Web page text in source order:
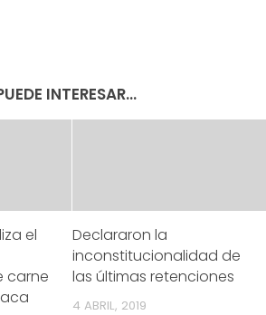
INTERESAR...
el
carne
Declararon la
inconstitucionalidad de
las últimas retenciones
4 ABRIL, 2019